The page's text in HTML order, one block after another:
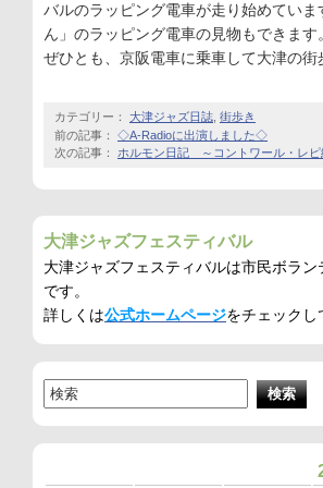
バルのラッピング電車が走り始めていま
ん」のラッピング電車の見物もできます。
ぜひとも、京阪電車に乗車して大津の
カテゴリー： 大津ジャズ日誌 街歩き
前の記事： ◇A-Radioに出演しました◇
次の記事： ホルモン日記 ～コントワール・レピ
大津ジャズフェスティバル
大津ジャズフェスティバルは市民ボラ
です。
詳しくは公式ホームページをチェックし